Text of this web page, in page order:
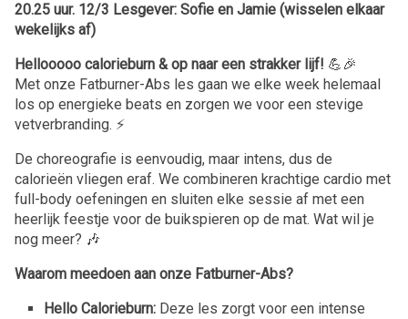
20.25 uur. 12/3 Lesgever: Sofie en Jamie (wisselen elkaar
wekelijks af)
Hellooooo calorieburn & op naar een strakker lijf! 💪🎉
Met onze Fatburner-Abs les gaan we elke week helemaal
los op energieke beats en zorgen we voor een stevige
vetverbranding. ⚡️
De choreografie is eenvoudig, maar intens, dus de
calorieën vliegen eraf. We combineren krachtige cardio met
full-body oefeningen en sluiten elke sessie af met een
heerlijk feestje voor de buikspieren op de mat. Wat wil je
nog meer? 🎶
Waarom meedoen aan onze Fatburner-Abs?
Hello Calorieburn: Deze les zorgt voor een intense